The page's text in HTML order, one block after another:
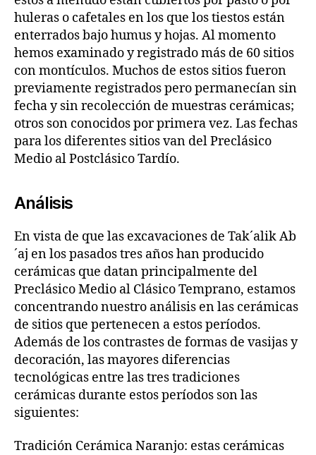
huleras o cafetales en los que los tiestos están
enterrados bajo humus y hojas. Al momento
hemos examinado y registrado más de 60 sitios
con montículos. Muchos de estos sitios fueron
previamente registrados pero permanecían sin
fecha y sin recolección de muestras cerámicas;
otros son conocidos por primera vez. Las fechas
para los diferentes sitios van del Preclásico
Medio al Postclásico Tardío.
Análisis
En vista de que las excavaciones de Tak´alik Ab
´aj en los pasados tres años han producido
cerámicas que datan principalmente del
Preclásico Medio al Clásico Temprano, estamos
concentrando nuestro análisis en las cerámicas
de sitios que pertenecen a estos períodos.
Además de los contrastes de formas de vasijas y
decoración, las mayores diferencias
tecnológicas entre las tres tradiciones
cerámicas durante estos períodos son las
siguientes:
Tradición Cerámica Naranjo: estas cerámicas